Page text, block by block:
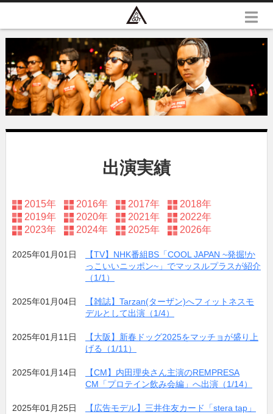
出演実績
2015年 2016年 2017年
2018年
2019年
2020年 2021年
2022年
2023年
2024年 2025年 2026年
2025年01月01日
【TV】NHK番組BS「COOL JAPAN ~発掘!か
っこいいニッポン~」でマッスルプラスが紹介
（1/1）
2025年01月04日
【雑誌】Tarzan(ターザン)へフィットネスモ
デルとして出演（1/4）
2025年01月11日
【大阪】新春ドッグ2025をマッチョが盛り上
げる（1/11）
2025年01月14日
【CM】内田理央さん主演のREMPRESA
CM「プロテイン飲み会編」へ出演（1/14）
2025年01月25日
【広告モデル】三井住友カード「stera tap」